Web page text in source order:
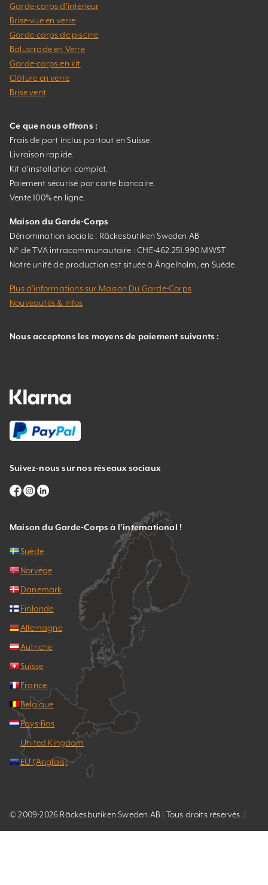
Garde-corps d’intérieur
Brise-vue en verre
Garde-corps de piscine
Balustrade en Verre
Garde-corps en kit
Clôture en verre
Brise vent
Ce que nous offrons :
Frais de port inclus partout en Suisse.
Livraison rapide.
Kit d’installation complet.
Paiement sécurisé par carte bancaire.
Vente 100% en ligne.
Maison du Garde-Corps
Dénomination sociale : Räckesbutiken Sweden AB
N° de TVA intracommunautaire : CHE-462.251.990 MWST
Notre unité de production est située à Ängelholm, en Suède.
Plus d’informations sur Maison Du Garde-Corps
Nouveautés & Infos
Nous acceptons les moyens de paiement suivants :
Suivez-nous sur nos réseaux sociaux
Maison du Garde-Corps à l’international !
Suède
Norvège
Danemark
Finlande
Allemagne
Autriche
Suisse
France
Belgique
Pays-Bas
United Kingdom
EU (Anglais)
© 2009-2026 Räckesbutiken Sweden AB | Tous droits réservés. |